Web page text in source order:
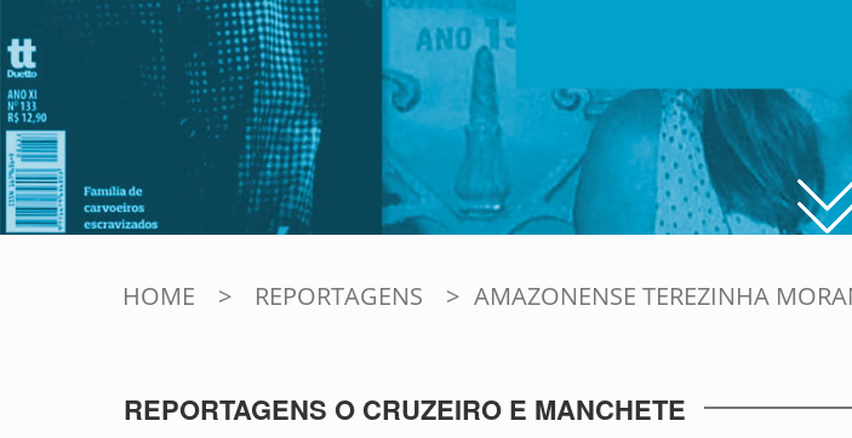
HOME > REPORTAGENS > AMAZONENSE TEREZINHA
REPORTAGENS O CRUZEIRO E MANCHETE